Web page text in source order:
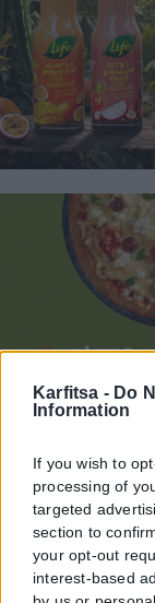
Karfitsa - Do
Information
If you wish to
processing of
targeted
section to
your opt-out
interest-based